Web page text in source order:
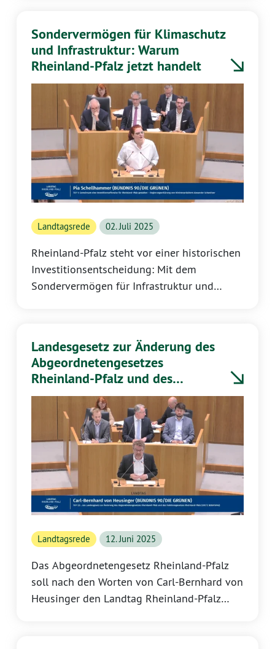
der konstituierenden Sitzung und bei
Ausschussvorsitzenden vor.
Sondervermögen für Klimaschutz
und Infrastruktur: Warum
Rheinland-Pfalz jetzt handelt
Landtagsrede 02. Juli 2025
Rheinland-Pfalz steht vor einer historischen
Investitionsentscheidung: Mit dem
Sondervermögen für Infrastruktur und
Digitalisierung und lebenswerte
Kommunen.
Landesgesetz zur Änderung des
Abgeordnetengesetzes
Rheinland-Pfalz und des
Fraktionsgesetzes Rheinland-
Landtagsrede 12. Juni 2025
Das Abgeordnetengesetz Rheinland-Pfalz
soll nach den Worten von Carl-Bernhard von
Heusinger den Landtag Rheinland-Pfalz